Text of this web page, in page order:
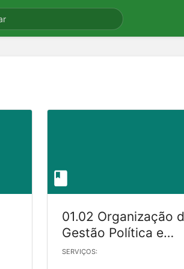
01.02 Organização
Gestão Política e
Diretrizes de
SERVIÇOS: